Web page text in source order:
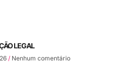
LEGAL
Nenhum comentário